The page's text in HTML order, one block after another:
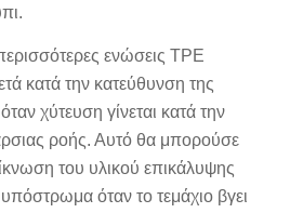
ενώσεις TPE
κατά την κατεύθυνση της
χύτευση γίνεται κατά την
ροής. Αυτό θα μπορούσε
του υλικού επικάλυψης
όταν το τεμάχιο βγει